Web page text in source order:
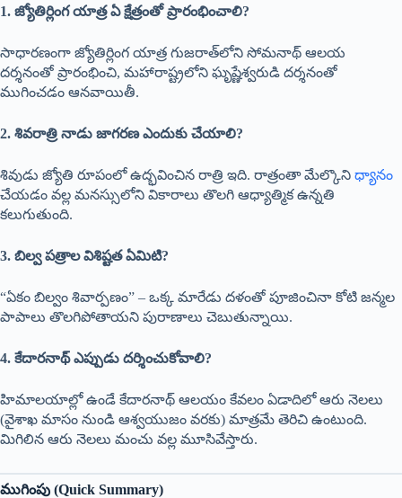
1. జ్యోతిర్లింగ యాత్ర ఏ క్షేత్రంతో ప్రారంభించాలి?
సాధారణంగా జ్యోతిర్లింగ యాత్ర గుజరాత్‌లోని సోమనాథ్ ఆలయ
దర్శనంతో ప్రారంభించి, మహారాష్ట్రలోని ఘృష్ణేశ్వరుడి దర్శనంతో
ముగించడం ఆనవాయితీ.
2. శివరాత్రి నాడు జాగరణ ఎందుకు చేయాలి?
శివుడు జ్యోతి రూపంలో ఉద్భవించిన రాత్రి ఇది. రాత్రంతా మేల్కొని ధ్యానం
చేయడం వల్ల మనస్సులోని వికారాలు తొలగి ఆధ్యాత్మిక ఉన్నతి
కలుగుతుంది.
3. బిల్వ పత్రాల విశిష్టత ఏమిటి?
“ఏకం బిల్వం శివార్పణం” – ఒక్క మారేడు దళంతో పూజించినా కోటి జన్మల
పాపాలు తొలగిపోతాయని పురాణాలు చెబుతున్నాయి.
4. కేదారనాథ్ ఎప్పుడు దర్శించుకోవాలి?
హిమాలయాల్లో ఉండే కేదారనాథ్ ఆలయం కేవలం ఏడాదిలో ఆరు నెలలు
(వైశాఖ మాసం నుండి ఆశ్వయుజం వరకు) మాత్రమే తెరిచి ఉంటుంది.
మిగిలిన ఆరు నెలలు మంచు వల్ల మూసివేస్తారు.
ముగింపు (Quick Summary)